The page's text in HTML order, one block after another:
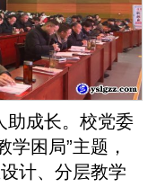
助成长。校党委
学困局”主题，
计、分层教学